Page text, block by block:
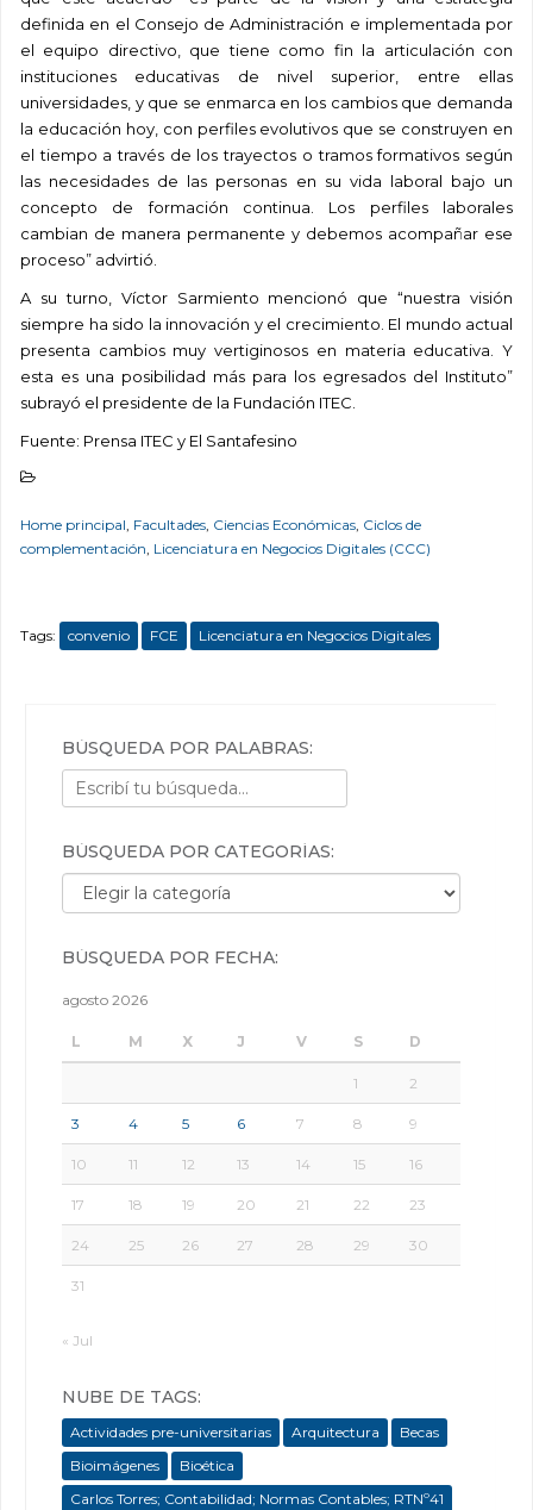
definida en el Consejo de Administración e implementada por
el equipo directivo, que tiene como fin la articulación con
instituciones educativas de nivel superior, entre ellas
universidades, y que se enmarca en los cambios que demanda
la educación hoy, con perfiles evolutivos que se construyen en
el tiempo a través de los trayectos o tramos formativos según
las necesidades de las personas en su vida laboral bajo un
concepto de formación continua. Los perfiles laborales
cambian de manera permanente y debemos acompañar ese
proceso” advirtió.
A su turno, Víctor Sarmiento mencionó que “nuestra visión
siempre ha sido la innovación y el crecimiento. El mundo actual
presenta cambios muy vertiginosos en materia educativa. Y
esta es una posibilidad más para los egresados del Instituto”
subrayó el presidente de la Fundación ITEC.
Fuente: Prensa ITEC y El Santafesino
Home principal, Facultades, Ciencias Económicas, Ciclos de
complementación, Licenciatura en Negocios Digitales (CCC)
Tags: convenio FCE Licenciatura en Negocios Digitales
BÚSQUEDA POR PALABRAS:
BÚSQUEDA POR CATEGORÍAS:
Búsqueda por categorías:
BÚSQUEDA POR FECHA:
agosto 2026
L M X J V S D
1 2
3 4 5 6 7 8 9
10 11 12 13 14 15 16
17 18 19 20 21 22 23
24 25 26 27 28 29 30
31
« Jul
NUBE DE TAGS:
Actividades pre-universitarias Arquitectura
Becas
Bioimágenes
Bioética
Carlos Torres; Contabilidad; Normas Contables; RTNº41